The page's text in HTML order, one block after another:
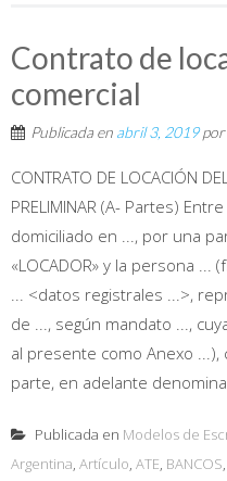
Contrato de
comercial
Publicada en abril 3, 2019por
CONTRATO DE LOCACIÓN
PRELIMINAR (A- Partes)
domiciliado en ..., por una
«LOCADOR» y la persona ...
... <datos registrales ...>,
de ..., según mandato ...,
al presente como Anexo
parte, en adelante
Publicada en Modelos de
Argentina, Artículo, ATE, BANCOS,